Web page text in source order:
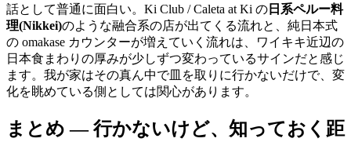
話として普通に面白い。Ki Club / Caleta at Ki の 日系ペルー料
理(Nikkei)のような融合系の店が出てくる流れと、純日本式
の omakase カウンターが増えていく流れは、ワイキキ近辺の
日本食まわりの厚みが少しずつ変わっているサインだと感じ
ます。我が家はその真ん中で皿を取りに行かないだけで、変
化を眺めている側としては関心があります。
まとめ ― 行かないけど、知っておく距